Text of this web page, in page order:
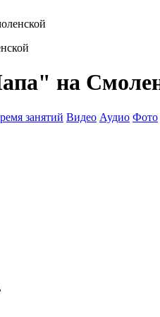
на
занятий Видео Аудио Фото